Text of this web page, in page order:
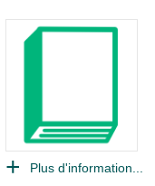
Plus d'information...